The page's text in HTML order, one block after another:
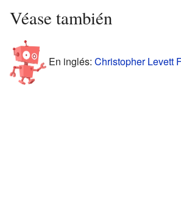
Véase también
En inglés: Christopher Levett